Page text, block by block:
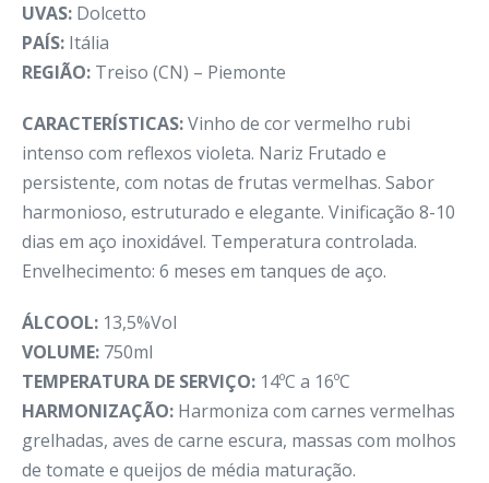
UVAS: Dolcetto
PAÍS: Itália
REGIÃO: Treiso (CN) – Piemonte
CARACTERÍSTICAS:Vinho de cor vermelho rubi
intenso com reflexos violeta. Nariz Frutado e
persistente, com notas de frutas vermelhas. Sabor
harmonioso, estruturado e elegante. Vinificação 8-10
dias em aço inoxidável. Temperatura controlada.
Envelhecimento: 6 meses em tanques de aço.
ÁLCOOL: 13,5%Vol
VOLUME: 750ml
TEMPERATURA DE SERVIÇO: 14ºC a 16ºC
HARMONIZAÇÃO: Harmoniza com carnes vermelhas
grelhadas, aves de carne escura, massas com molhos
de tomate e queijos de média maturação.